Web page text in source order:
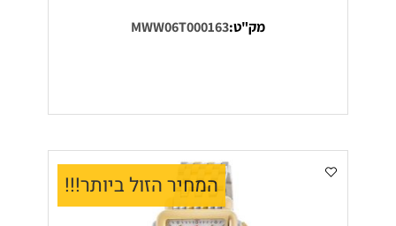
מק"ט:MWW06T000163
המחיר הזול ביותר!!!